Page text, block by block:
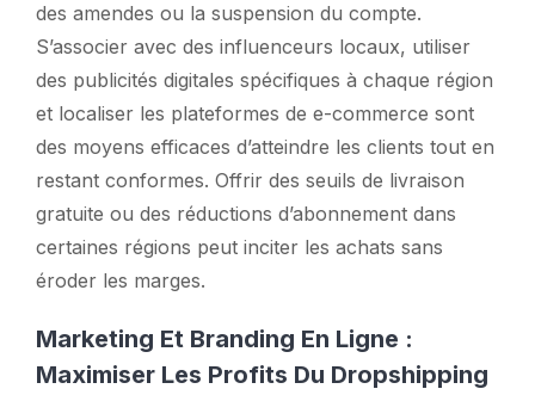
des amendes ou la suspension du compte.
S’associer avec des influenceurs locaux, utiliser
des publicités digitales spécifiques à chaque région
et localiser les plateformes de e-commerce sont
des moyens efficaces d’atteindre les clients tout en
restant conformes. Offrir des seuils de livraison
gratuite ou des réductions d’abonnement dans
certaines régions peut inciter les achats sans
éroder les marges.
Marketing Et Branding En Ligne :
Maximiser Les Profits Du Dropshipping